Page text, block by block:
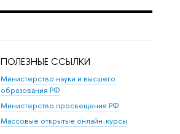
ПОЛЕЗНЫЕ ССЫЛКИ
Министерство науки и высшего
образования РФ
Министерство просвещения РФ
Массовые открытые онлайн-курсы